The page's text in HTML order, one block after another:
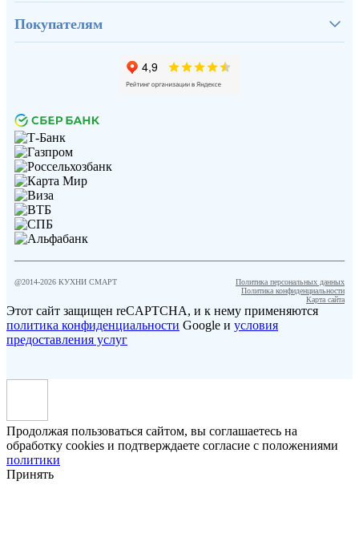
Покупателям
@2014-2026 КУХНИ СМАРТ
Политика персональных данных
Политика конфиденциальности
Карта сайта
Этот сайт защищен reCAPTCHA, и к нему применяются
политика конфиденциальности Google и условия
предоставления услуг
Продолжая пользоваться сайтом, вы соглашаетесь на
обработку cookies и подтверждаете согласие с положениями
политики
Принять